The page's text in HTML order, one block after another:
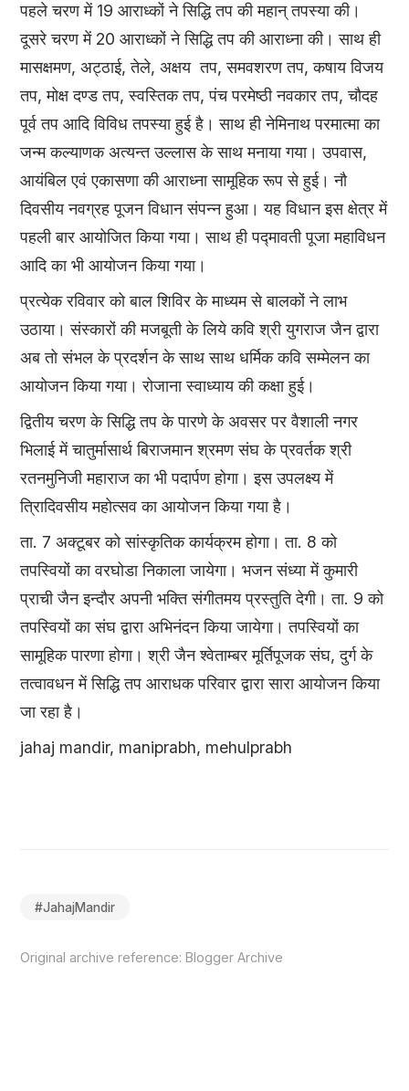
पहले चरण में 19 आराध्कों ने सिद्धि तप की महान् तपस्या की।
दूसरे चरण में 20 आराध्कों ने सिद्धि तप की आराध्ना की। साथ ही
मासक्षमण, अट्ठाई, तेले, अक्षय तप, समवशरण तप, कषाय विजय
तप, मोक्ष दण्ड तप, स्वस्तिक तप, पंच परमेष्ठी नवकार तप, चौदह
पूर्व तप आदि विविध तपस्या हुई है। साथ ही नेमिनाथ परमात्मा का
जन्म कल्याणक अत्यन्त उल्लास के साथ मनाया गया। उपवास,
आयंबिल एवं एकासणा की आराध्ना सामूहिक रूप से हुई। नौ
दिवसीय नवग्रह पूजन विधान संपन्न हुआ। यह विधान इस क्षेत्र में
पहली बार आयोजित किया गया। साथ ही पद्मावती पूजा महाविधन
आदि का भी आयोजन किया गया।
प्रत्येक रविवार को बाल शिविर के माध्यम से बालकों ने लाभ
उठाया। संस्कारों की मजबूती के लिये कवि श्री युगराज जैन द्वारा
अब तो संभल के प्रदर्शन के साथ साथ धर्मिक कवि सम्मेलन का
आयोजन किया गया। रोजाना स्वाध्याय की कक्षा हुई।
द्वितीय चरण के सिद्धि तप के पारणे के अवसर पर वैशाली नगर
भिलाई में चातुर्मासार्थ बिराजमान श्रमण संघ के प्रवर्तक श्री
रतनमुनिजी महाराज का भी पदार्पण होगा। इस उपलक्ष्य में
त्रिादिवसीय महोत्सव का आयोजन किया गया है।
ता. 7 अक्टूबर को सांस्कृतिक कार्यक्रम होगा। ता. 8 को
तपस्वियों का वरघोडा निकाला जायेगा। भजन संध्या में कुमारी
प्राची जैन इन्दौर अपनी भक्ति संगीतमय प्रस्तुति देगी। ता. 9 को
तपस्वियों का संघ द्वारा अभिनंदन किया जायेगा। तपस्वियों का
सामूहिक पारणा होगा। श्री जैन श्वेताम्बर मूर्तिपूजक संघ, दुर्ग के
तत्वावधन में सिद्धि तप आराधक परिवार द्वारा सारा आयोजन किया
जा रहा है।
jahaj mandir, maniprabh, mehulprabh
#JahajMandir
Original archive reference:Blogger Archive